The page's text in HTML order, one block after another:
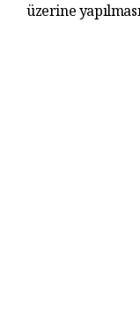
üzerine